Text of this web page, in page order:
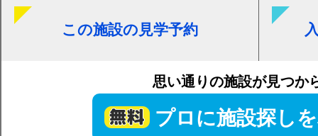
この施設の見学予約
思い通りの施設が見つか
プロに施設探し